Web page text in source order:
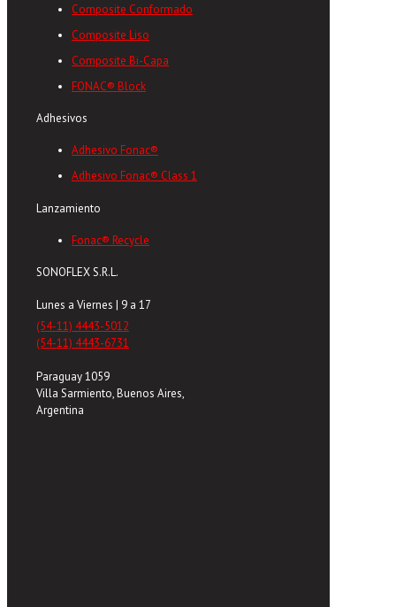
Composite Conformado
Composite Liso
Composite Bi-Capa
FONAC® Block
Adhesivos
Adhesivo Fonac®
Adhesivo Fonac® Class 1
Lanzamiento
Fonac® Recycle
SONOFLEX S.R.L.
Lunes a Viernes | 9 a 17
(54-11) 4443-5012
(54-11) 4443-6731
Paraguay 1059
Villa Sarmiento, Buenos Aires,
Argentina